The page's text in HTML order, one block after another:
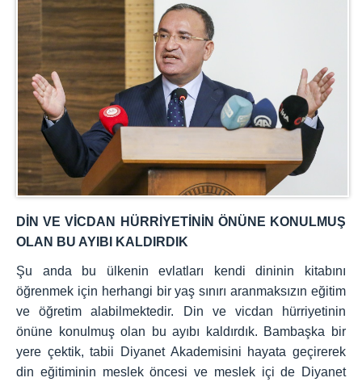
DİN VE VİCDAN HÜRRİYETİNİN ÖNÜNE KONULMUŞ
OLAN BU AYIBI KALDIRDIK
Şu anda bu ülkenin evlatları kendi dininin kitabını
öğrenmek için herhangi bir yaş sınırı aranmaksızın eğitim
ve öğretim alabilmektedir. Din ve vicdan hürriyetinin
önüne konulmuş olan bu ayıbı kaldırdık. Bambaşka bir
yere çektik, tabii Diyanet Akademisini hayata geçirerek
din eğitiminin meslek öncesi ve meslek içi de Diyanet